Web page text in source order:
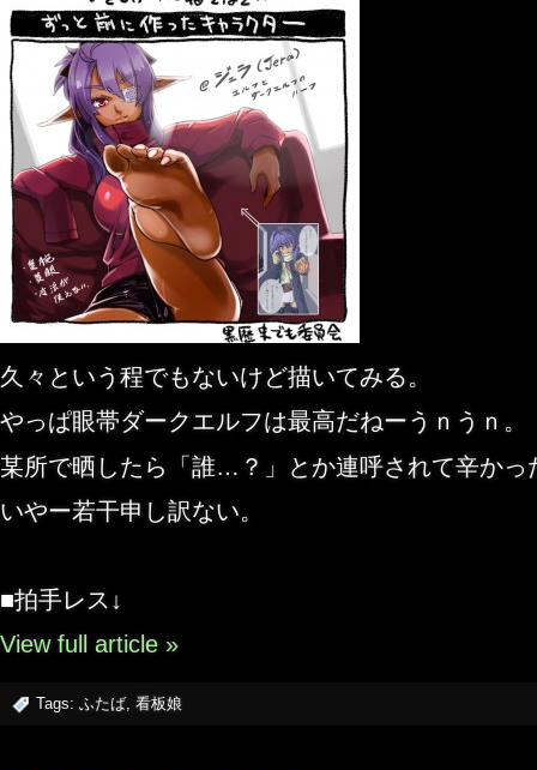
久々という程でもないけど描いてみる。
やっぱ眼帯ダークエルフは最高だねーうｎうｎ。
某所で晒したら「誰…？」とか連呼されて辛かっ
いやー若干申し訳ない。
■拍手レス↓
View full article »
Tags: ふたば, 看板娘